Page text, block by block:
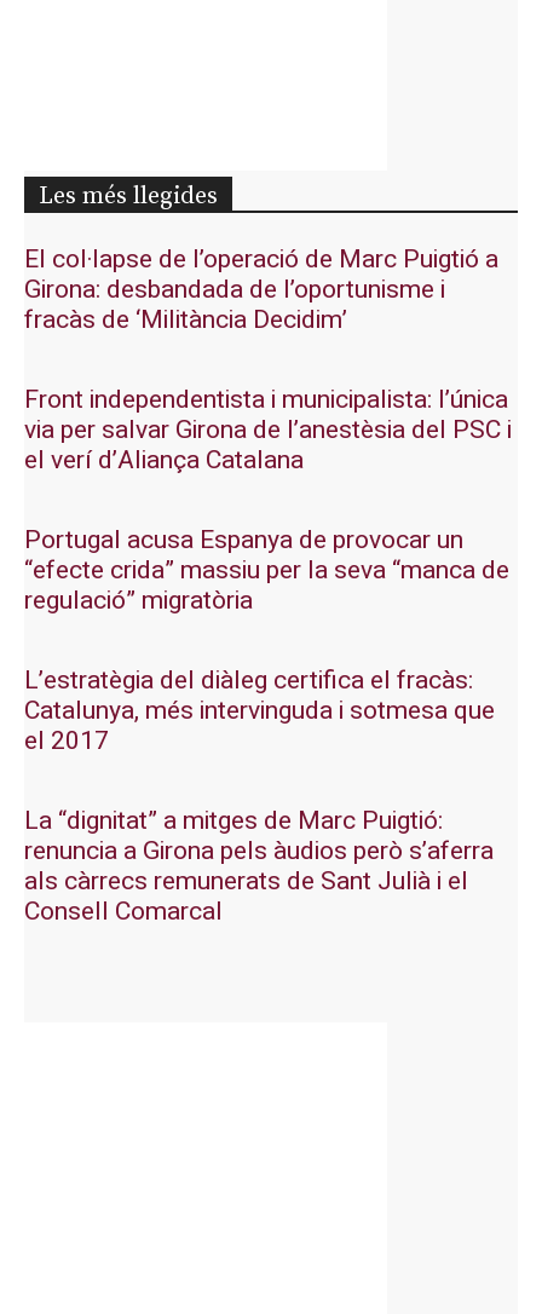
Les més llegides
El col·lapse de l’operació de Marc Puigtió a
Girona: desbandada de l’oportunisme i
fracàs de ‘Militància Decidim’
Front independentista i municipalista: l’única
via per salvar Girona de l’anestèsia del PSC i
el verí d’Aliança Catalana
Portugal acusa Espanya de provocar un
“efecte crida” massiu per la seva “manca de
regulació” migratòria
L’estratègia del diàleg certifica el fracàs:
Catalunya, més intervinguda i sotmesa que
el 2017
La “dignitat” a mitges de Marc Puigtió:
renuncia a Girona pels àudios però s’aferra
als càrrecs remunerats de Sant Julià i el
Consell Comarcal